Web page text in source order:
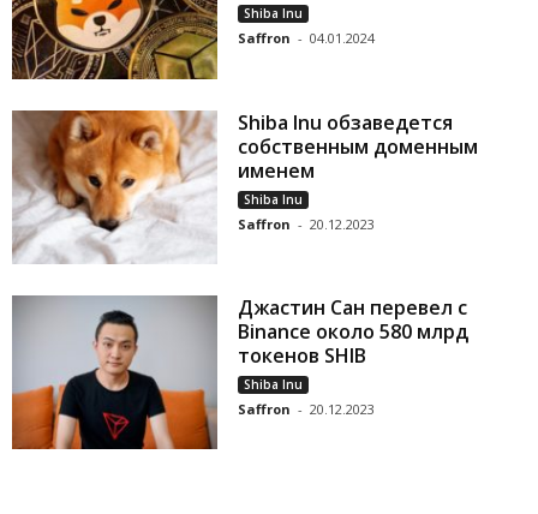
Shiba Inu
Saffron - 04.01.2024
Shiba Inu обзаведется
собственным доменным
именем
Shiba Inu
Saffron - 20.12.2023
Джастин Сан перевел с
Binance около 580 млрд
токенов SHIB
Shiba Inu
Saffron - 20.12.2023